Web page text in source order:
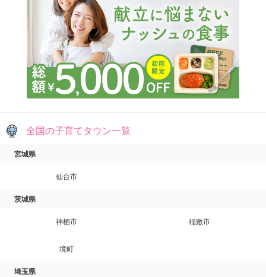
全国の子育てタウン一覧
宮城県
仙台市
茨城県
神栖市 稲敷市
境町
埼玉県